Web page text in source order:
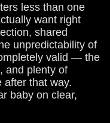
less than one
want right
shared
unpredictability of
valid — the
and plenty of
after that way.
baby on clear,